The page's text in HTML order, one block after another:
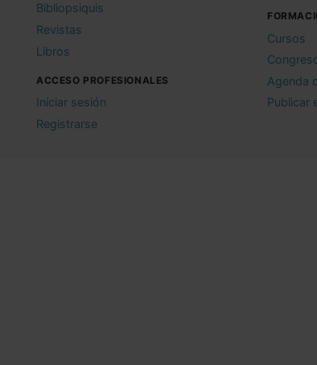
Bibliopsiquis
Revistas
Libros
ACCESO PROFESIONALES
Iniciar sesión
Registrarse
Cursos
Agenda
Publicar